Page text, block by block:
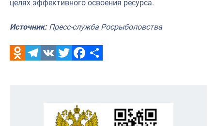
целях эффективного освоения ресурса.
Источник:Пресс-служба Росрыболовства